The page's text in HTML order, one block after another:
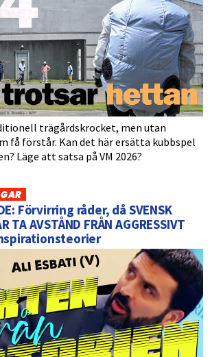
trägårdskrocket, men utan
få förstår. Kan det här ersätta kubbspel
Läge att satsa på VM 2026?
Förvirring råder, då SVENSK
TA AVSTÅND FRÅN AGGRESSIVT